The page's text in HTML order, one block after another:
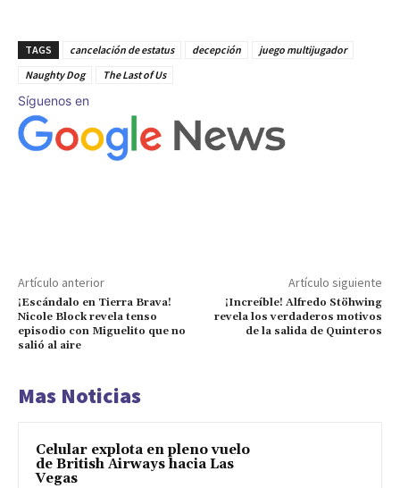
TAGS cancelación de estatus decepción
juego multijugador
Naughty Dog
The Last of Us
Síguenos en
Artículo anterior
¡Escándalo en Tierra Brava!
Nicole Block revela tenso
episodio con Miguelito que no
salió al aire
Artículo siguiente
¡Increíble! Alfredo Stöhwing
revela los verdaderos motivos
de la salida de Quinteros
Mas Noticias
Celular explota en pleno vuelo
de British Airways hacia Las
Vegas